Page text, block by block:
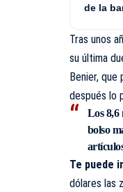
de la
Tras unos
su última
Benier,
después lo
Los 8,6
bolso
Te puede
dólares las